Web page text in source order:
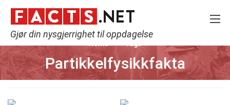
Gjør din nysgjerrighet til oppdagelse
Partikkelfysikkfakta